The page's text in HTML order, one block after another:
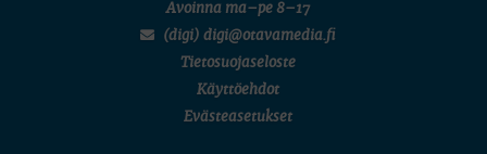
Avoinna ma–pe 8–17
(digi) digi@otavamedia.fi
Tietosuojaseloste
Käyttöehdot
Evästeasetukset